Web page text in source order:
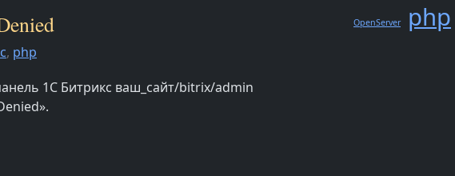
, php
1С Битрикс ваш_сайт/bitrix/admin
OpenServer php